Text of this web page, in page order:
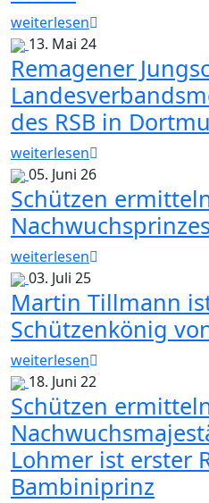
weiterlesen
13. Mai 24
Remagener
des RSB in
weiterlesen
05. Juni 26
Schützen
weiterlesen
03. Juli 25
Martin Tillmann
Schützenkönig
weiterlesen
18. Juni 22
Schützen
Lohmer ist erster
Bambiniprinz